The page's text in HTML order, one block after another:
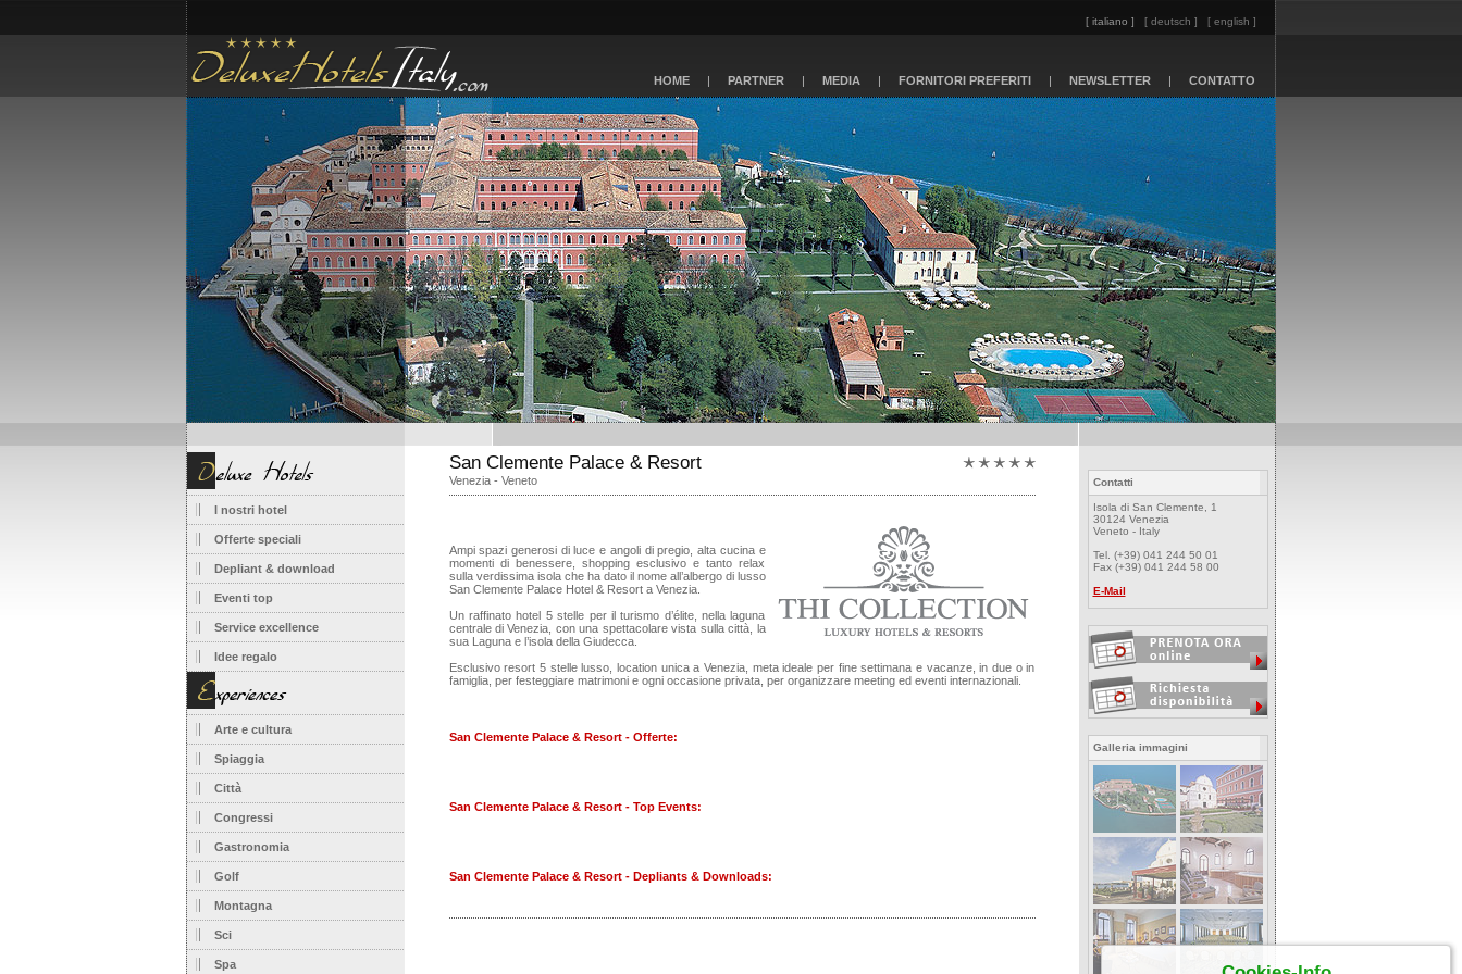
[ italiano ] [ deutsch ] [ english ]
HOME | PARTNER | MEDIA | FORNITORI PREFERITI | NEWSLETTER | CONTATTO
I nostri hotel
Offerte speciali
Depliant & download
Eventi top
Service excellence
Idee regalo
Arte e cultura
Spiaggia
Città
Congressi
Gastronomia
Golf
Montagna
Sci
Spa
San Clemente Palace & Resort
Venezia - Veneto
Ampi spazi generosi di luce e angoli di pregio, alta cucina e
momenti di benessere, shopping esclusivo e tanto relax
sulla verdissima isola che ha dato il nome all’albergo di lusso
San Clemente Palace Hotel & Resort a Venezia.
Un raffinato hotel 5 stelle per il turismo d’élite, nella laguna
centrale di Venezia, con una spettacolare vista sulla città, la
sua Laguna e l’isola della Giudecca.
Esclusivo resort 5 stelle lusso, location unica a Venezia, meta ideale per fine settimana e vacanze, in due o in
famiglia, per festeggiare matrimoni e ogni occasione privata, per organizzare meeting ed eventi internazionali.
San Clemente Palace & Resort - Offerte:
San Clemente Palace & Resort - Top Events:
San Clemente Palace & Resort - Depliants & Downloads:
Contatti
Isola di San Clemente, 1
30124 Venezia
Veneto - Italy
Tel. (+39) 041 244 50 01
Fax (+39) 041 244 58 00
E-Mail
Galleria immagini